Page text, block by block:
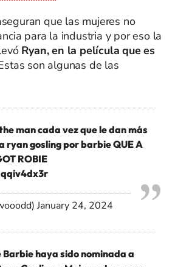
que las mujeres no
para la industria y por eso la
Ryan, en la película que es
son algunas de las
man cada vez que le dan más
ryan gosling por barbie QUE A
ROBIE
January 24, 2024
Barbie haya sido nominada a